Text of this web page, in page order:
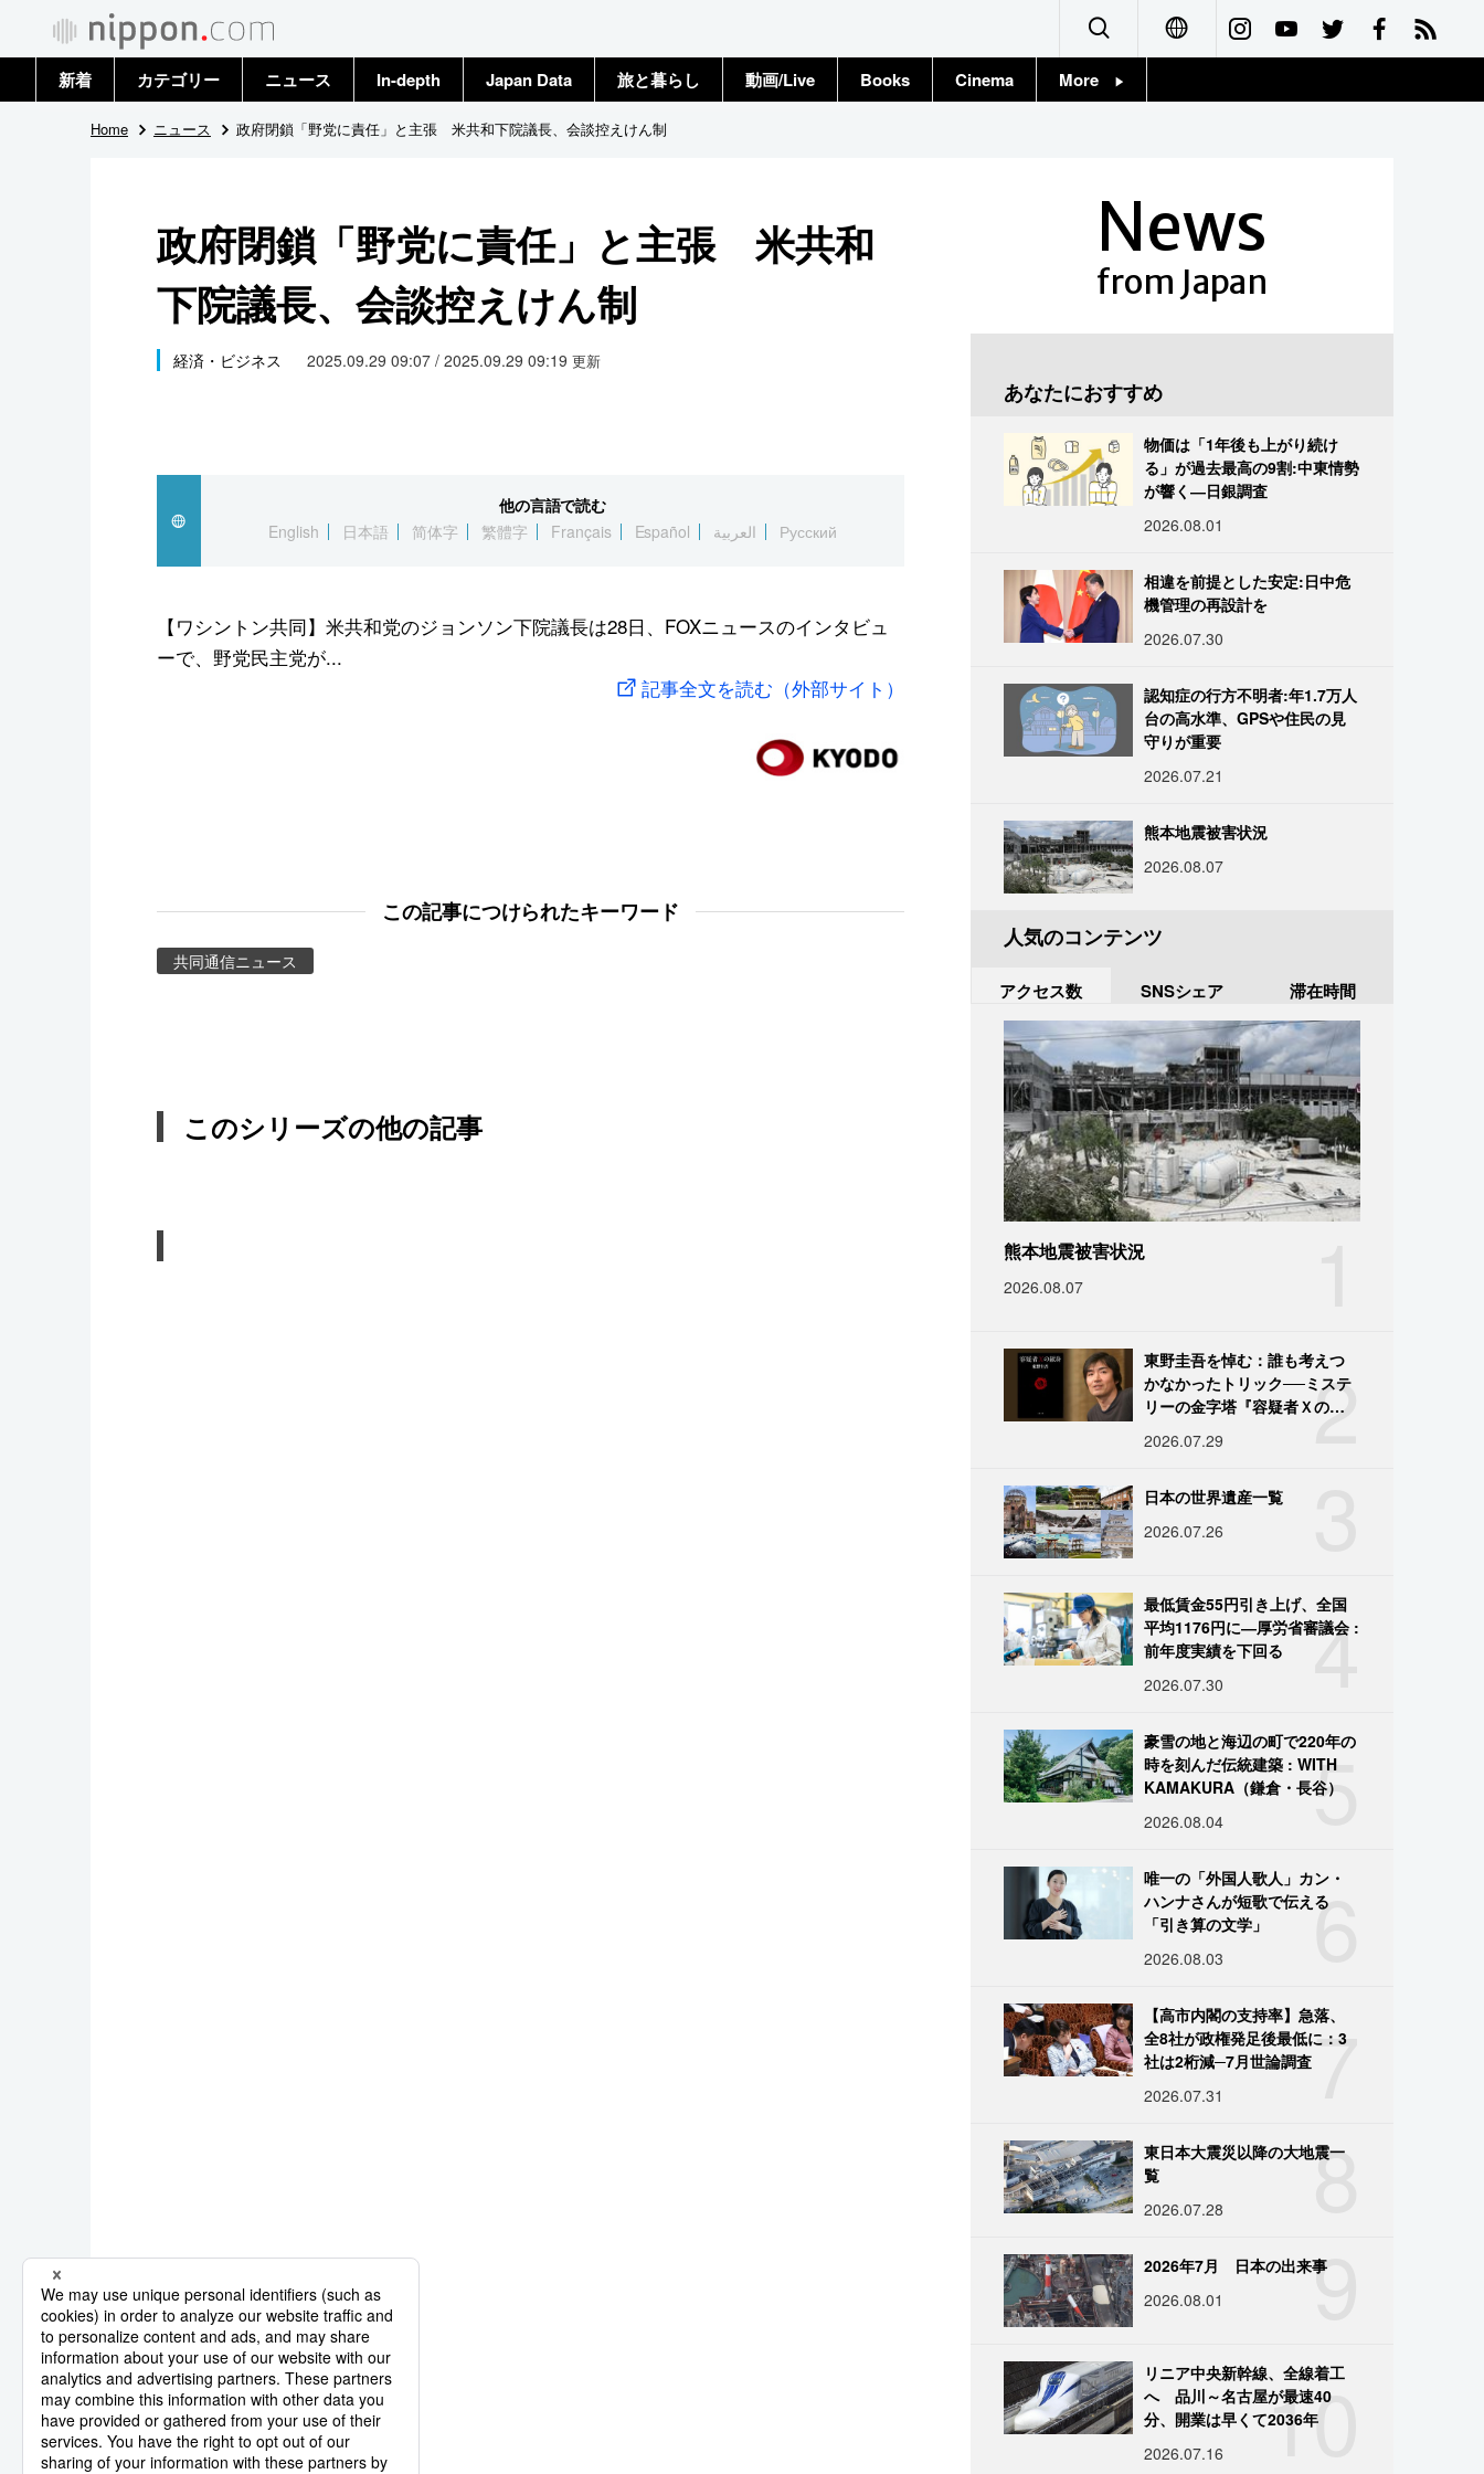
Français
新着 カテゴリー
政治・外交
国際
社会
文化
スポーツ・東京2020
ニュース
トップ
In-depth Japan Data 旅と暮らし 動画/Live Books Cinema More
Home ニュース 政府閉鎖「野党に責任」と主張 米共和下院議長、会談控えけん制
政府閉鎖「野党に責任」と主張 米共和
下院議長、会談控えけん制
経済・ビジネス 2025.09.29 09:07 / 2025.09.29 09:19 更新
他の言語で読む
English
日本語 简体字 繁體字 Français Español العربية Русский
【ワシントン共同】米共和党のジョンソン下院議長は28日、FOXニュースのインタビュ
ーで、野党民主党が...
記事全文を読む（外部サイト）
この記事につけられたキーワード
共同通信ニュース
このシリーズの他の記事
News
from Japan
あなたにおすすめ
物価は「1年後も上がり続け
る」が過去最高の9割:中東情勢
が響く―日銀調査
2026.08.01
相違を前提とした安定:日中危
機管理の再設計を
2026.07.30
認知症の行方不明者:年1.7万人
台の高水準、GPSや住民の見
守りが重要
2026.07.21
熊本地震被害状況
2026.08.07
人気のコンテンツ
アクセス数 SNSシェア 滞在時間
熊本地震被害状況
2026.08.07
2
東野圭吾を悼む：誰も考えつ
かなかったトリック──ミステ
リーの金字塔『容疑者Ｘの献
2026.07.29
日本の世界遺産一覧
2026.07.26
4
最低賃金55円引き上げ、全国
平均1176円に―厚労省審議会 :
前年度実績を下回る
2026.07.30
5
豪雪の地と海辺の町で220年の
時を刻んだ伝統建築 : WITH
KAMAKURA（鎌倉・長谷）
2026.08.04
6
唯一の「外国人歌人」カン・
ハンナさんが短歌で伝える
「引き算の文学」
2026.08.03
7
【高市内閣の支持率】急落、
全8社が政権発足後最低に：3
社は2桁減─7月世論調査
2026.07.31
8
東日本大震災以降の大地震一
覧
2026.07.28
9
2026年7月 日本の出来事
2026.08.01
10
リニア中央新幹線、全線着工
へ 品川～名古屋が最速40
分、開業は早くて2036年
2026.07.16